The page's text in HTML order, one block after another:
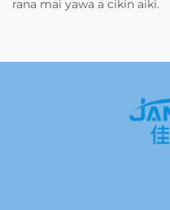
rana mai yawa a cikin aiki.